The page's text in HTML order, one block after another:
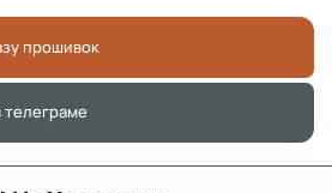
прошивок